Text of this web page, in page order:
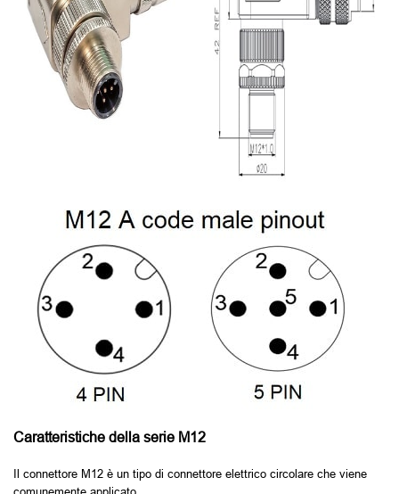
Caratteristiche della serie M12
Il connettore M12 è un tipo di connettore elettrico circolare che viene